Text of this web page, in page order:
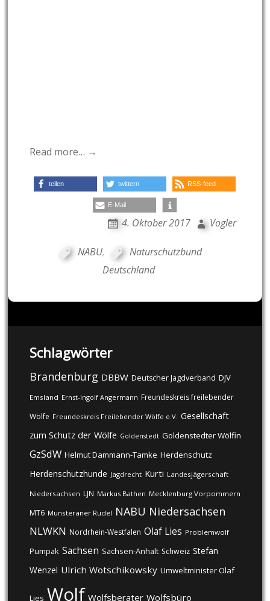
Read more… →
teilen twittern RSS-feed
E-Mail
4. Oktober 2017 Vogler
NABU,
Naturschutzbund
Deutschland
Schlagwörter
Brandenburg DBBW Deutscher Jagdverband DJV
Emsland Ernst-Ingolf Angermann Freundeskreis freilebender
Wölfe Freundeskreis Freilebender Wölfe e.V. Gesellschaft
zum Schutz der Wölfe Goldenstedt Goldenstedter Wölfin
GzSdW Helmut Dammann-Tamke Herdenschutz
Herdenschutzhunde Jagdrecht Kurti Landesjägerschaft
Niedersachsen LJN Markus Bathen Mecklenburg Vorpommern
MT6 Munsteraner Rudel NABU Niedersachsen
NLWKN Nordrhein-Westfalen Olaf Lies Problemwolf
Pumpak Sachsen Sachsen-Anhalt Schweiz Stefan
Wenzel Ulrich Wotschikowsky Umweltminister Olaf
Lies Wolf Wolfsberater Wolfsbüro